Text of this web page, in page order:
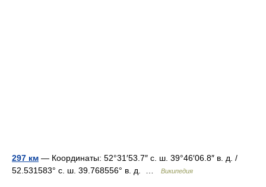
297 км — Координаты: 52°31′53.7″ с. ш. 39°46′06.8″ в. д. /
52.531583° с. ш. 39.768556° в. д. …
Википедия